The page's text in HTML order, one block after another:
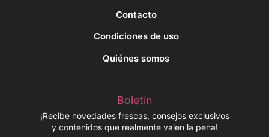
Contacto
Condiciones de uso
Quiénes somos
Boletín
¡Recibe novedades frescas, consejos exclusivos
y contenidos que realmente valen la pena!